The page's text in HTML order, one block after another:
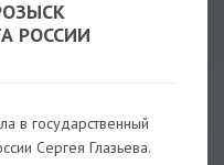
РОССИИ
в государственный
Сергея Глазьева.